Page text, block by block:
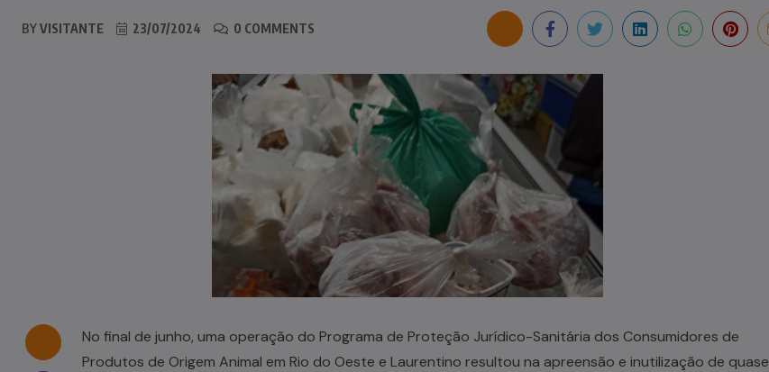
BYVISITANTE 23/07/2024 0 COMMENTS
No final de junho, uma operação do Programa de Proteção Jurídico-Sanitária dos Consumidores de
Produtos de Origem Animal em Rio do Oeste e Laurentino resultou na apreensão e inutilização de quase
NOTÍCIAS
Casal de idosos fica ferido após
veículo capotar em Pouso Redondo
07/08/2026